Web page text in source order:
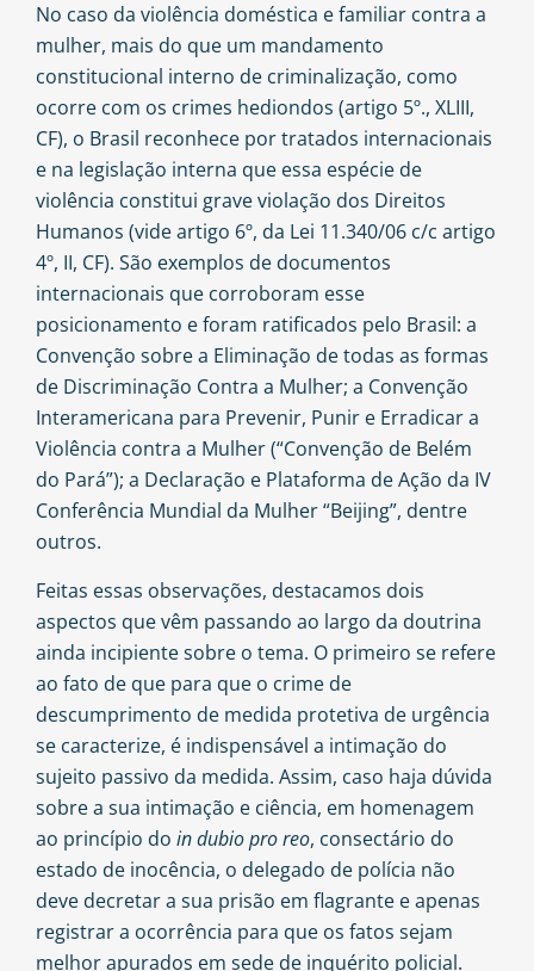
No caso da violência doméstica e familiar contra a
mulher, mais do que um mandamento
constitucional interno de criminalização, como
ocorre com os crimes hediondos (artigo 5º., XLIII,
CF), o Brasil reconhece por tratados internacionais
e na legislação interna que essa espécie de
violência constitui grave violação dos Direitos
Humanos (vide artigo 6º, da Lei 11.340/06 c/c artigo
4º, II, CF). São exemplos de documentos
internacionais que corroboram esse
posicionamento e foram ratificados pelo Brasil: a
Convenção sobre a Eliminação de todas as formas
de Discriminação Contra a Mulher; a Convenção
Interamericana para Prevenir, Punir e Erradicar a
Violência contra a Mulher (“Convenção de Belém
do Pará”); a Declaração e Plataforma de Ação da IV
Conferência Mundial da Mulher “Beijing”, dentre
outros.
Feitas essas observações, destacamos dois
aspectos que vêm passando ao largo da doutrina
ainda incipiente sobre o tema. O primeiro se refere
ao fato de que para que o crime de
descumprimento de medida protetiva de urgência
se caracterize, é indispensável a intimação do
sujeito passivo da medida. Assim, caso haja dúvida
sobre a sua intimação e ciência, em homenagem
ao princípio do in dubio pro reo, consectário do
estado de inocência, o delegado de polícia não
deve decretar a sua prisão em flagrante e apenas
registrar a ocorrência para que os fatos sejam
melhor apurados em sede de inquérito policial.